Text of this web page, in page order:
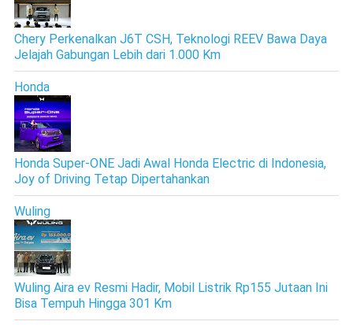
Chery Perkenalkan J6T CSH, Teknologi REEV Bawa Daya
Jelajah Gabungan Lebih dari 1.000 Km
Honda
Honda Super-ONE Jadi Awal Honda Electric di Indonesia,
Joy of Driving Tetap Dipertahankan
Wuling
Wuling Aira ev Resmi Hadir, Mobil Listrik Rp155 Jutaan Ini
Bisa Tempuh Hingga 301 Km